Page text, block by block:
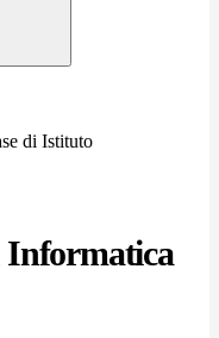
di Istituto
Informatica